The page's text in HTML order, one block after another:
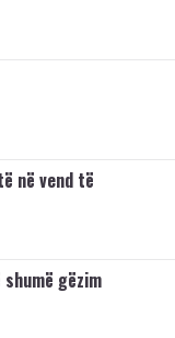
në vend të
gëzim